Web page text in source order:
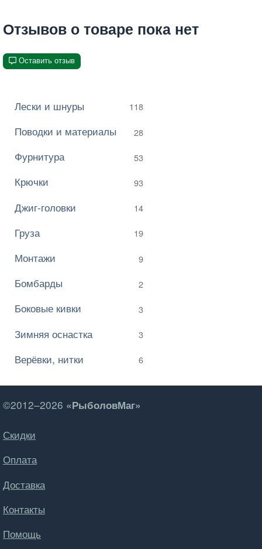
Отзывов о товаре пока нет
Оставить отзыв
Лески и шнуры 118
Поводки и материалы 28
Фурнитура 53
Крючки 93
Джиг-головки 14
Груза 19
Монтажи 9
Бомбарды 2
Боковые кивки 3
Зимняя оснастка 3
Верёвки, нитки 6
©2012–2026 «РыболовМаг»
Скидки
Оплата
Доставка
Контакты
Помощь